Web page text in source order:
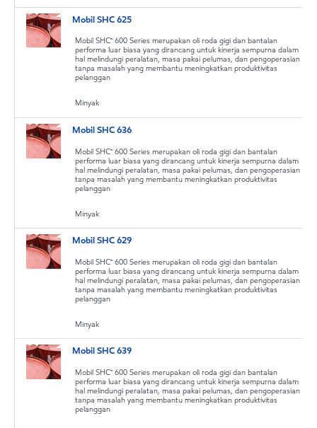
Mobil SHC 625
Mobil SHC™ 600 Series merupakan oli roda gigi dan bantalan
performa luar biasa yang dirancang untuk kinerja sempurna dalam
hal melindungi peralatan, masa pakai pelumas, dan pengoperasian
tanpa masalah yang membantu meningkatkan produktivitas
pelanggan
Minyak
Mobil SHC 636
Mobil SHC™ 600 Series merupakan oli roda gigi dan bantalan
performa luar biasa yang dirancang untuk kinerja sempurna dalam
hal melindungi peralatan, masa pakai pelumas, dan pengoperasian
tanpa masalah yang membantu meningkatkan produktivitas
pelanggan
Minyak
Mobil SHC 629
Mobil SHC™ 600 Series merupakan oli roda gigi dan bantalan
performa luar biasa yang dirancang untuk kinerja sempurna dalam
hal melindungi peralatan, masa pakai pelumas, dan pengoperasian
tanpa masalah yang membantu meningkatkan produktivitas
pelanggan
Minyak
Mobil SHC 639
Mobil SHC™ 600 Series merupakan oli roda gigi dan bantalan
performa luar biasa yang dirancang untuk kinerja sempurna dalam
hal melindungi peralatan, masa pakai pelumas, dan pengoperasian
tanpa masalah yang membantu meningkatkan produktivitas
pelanggan